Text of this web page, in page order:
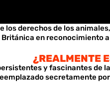
los derechos de los
en reconocimiento
¿REALMENTE
y fascinantes de
secretamente